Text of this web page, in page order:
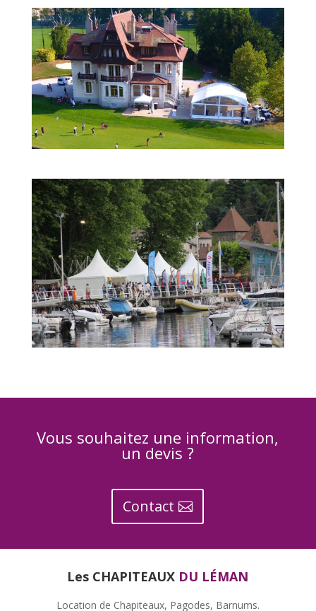
Vous souhaitez une information,
un devis ?
Contact
Les CHAPITEAUX DU LÉMAN
Location de Chapiteaux, Pagodes, Barnums.